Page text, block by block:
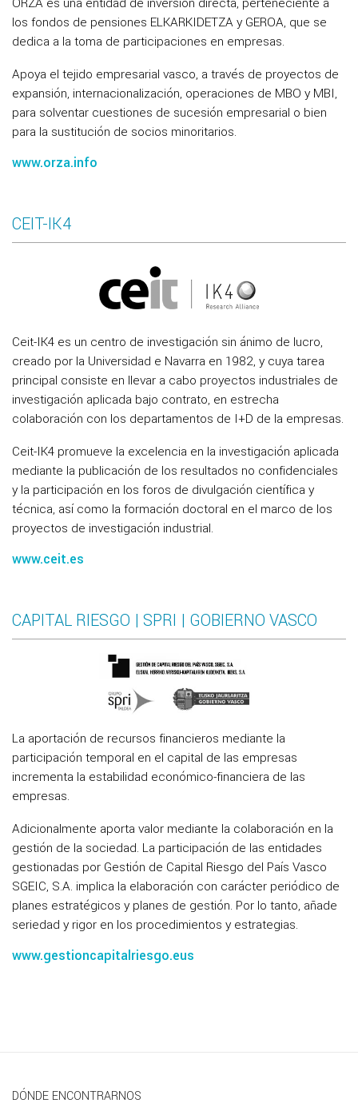
ORZA es una entidad de inversión directa, perteneciente a
los fondos de pensiones ELKARKIDETZA y GEROA, que se
dedica a la toma de participaciones en empresas.
Apoya el tejido empresarial vasco, a través de proyectos de
expansión, internacionalización, operaciones de MBO y MBI,
para solventar cuestiones de sucesión empresarial o bien
para la sustitución de socios minoritarios.
www.orza.info
CEIT-IK4
Ceit-IK4 es un centro de investigación sin ánimo de lucro,
creado por la Universidad e Navarra en 1982, y cuya tarea
principal consiste en llevar a cabo proyectos industriales de
investigación aplicada bajo contrato, en estrecha
colaboración con los departamentos de I+D de la empresas.
Ceit-IK4 promueve la excelencia en la investigación aplicada
mediante la publicación de los resultados no confidenciales
y la participación en los foros de divulgación científica y
técnica, así como la formación doctoral en el marco de los
proyectos de investigación industrial.
www.ceit.es
CAPITAL RIESGO | SPRI | GOBIERNO VASCO
La aportación de recursos financieros mediante la
participación temporal en el capital de las empresas
incrementa la estabilidad económico-financiera de las
empresas.
Adicionalmente aporta valor mediante la colaboración en la
gestión de la sociedad. La participación de las entidades
gestionadas por Gestión de Capital Riesgo del País Vasco
SGEIC, S.A. implica la elaboración con carácter periódico de
planes estratégicos y planes de gestión. Por lo tanto, añade
seriedad y rigor en los procedimientos y estrategias.
www.gestioncapitalriesgo.eus
DÓNDE ENCONTRARNOS